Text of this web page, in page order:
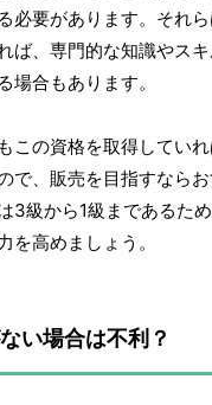
必要があります。それ
ば、専門的な知識やス
場合もあります。
この資格を取得してい
で、販売を目指すなら
3級から1級まであるた
を高めましょう。
い場合は不利？